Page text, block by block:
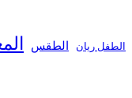
الطفل ريان الطقس